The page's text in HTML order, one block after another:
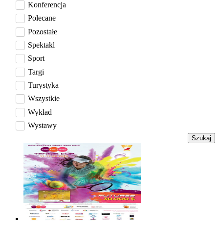
Konferencja
Polecane
Pozostałe
Spektakl
Sport
Targi
Turystyka
Wszystkie
Wykład
Wystawy
Szukaj